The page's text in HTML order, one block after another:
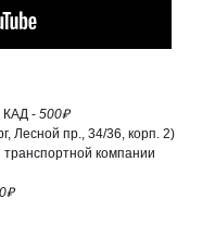
КАД - 500₽
Лесной пр., 34/36, корп. 2)
транспортной компании